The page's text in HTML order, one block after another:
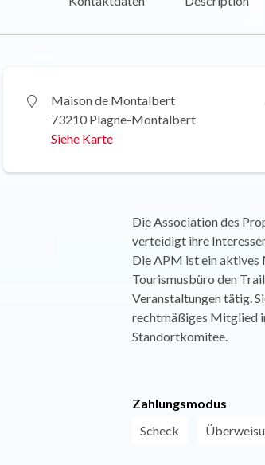
Maison de Montalbert
73210 Plagne-Montalbert
Siehe Karte
Die Association des
verteidigt ihre
Die APM ist ein
Tourismusbüro den
Veranstaltungen tätig.
rechtmäßiges Mitglied
Standortkomitee.
Zahlungsmodus
Scheck